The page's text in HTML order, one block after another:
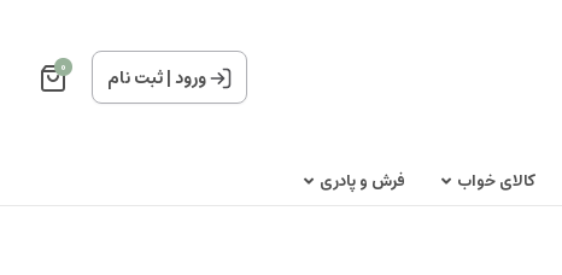
ورود|ثبت نام 0
کالای خواب
فرش و پادری